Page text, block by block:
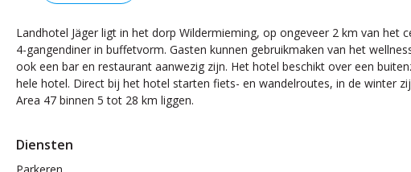
Landhotel Jäger ligt in het dorp Wildermieming, op ongeveer 2 km van
4-gangendiner in buffetvorm. Gasten kunnen gebruikmaken van het
ook een bar en restaurant aanwezig zijn. Het hotel beschikt over een
hele hotel. Direct bij het hotel starten fiets- en wandelroutes, in de winter
Area 47 binnen 5 tot 28 km liggen.
Diensten